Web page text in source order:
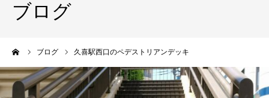
ブログ
ブログ 久喜駅西口のペデストリアンデッキ